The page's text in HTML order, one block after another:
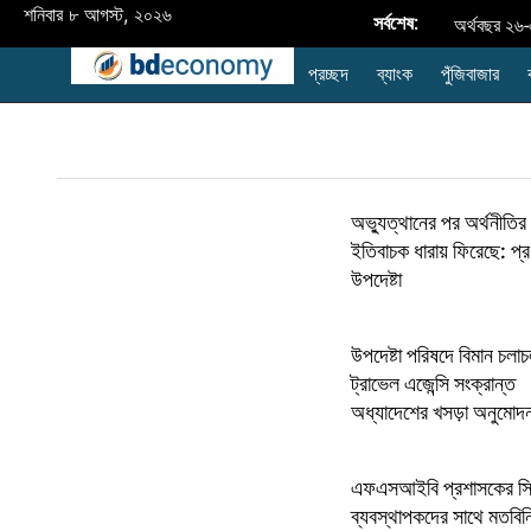
শনিবার ৮ আগস্ট, ২০২৬ সর্বশেষ: অর্থবছর
উন্নয়নশীল
রপ্তানি
প্রদর্শনী
ব্যাংক
বাংলাদেশের
প্রচ্ছদ ব্যাংক পুঁজিবাজার
অভ্যুত্থানের পর
ইতিবাচক ধারায় ফিরেছে:
উপদেষ্টা
উপদেষ্টা পরিষদে বিমান
ট্রাভেল এজেন্সি সংক্রান্ত
অধ্যাদেশের খসড়া
এফএসআইবি প্রশাসকের
ব্যবস্থাপকদের সাথে